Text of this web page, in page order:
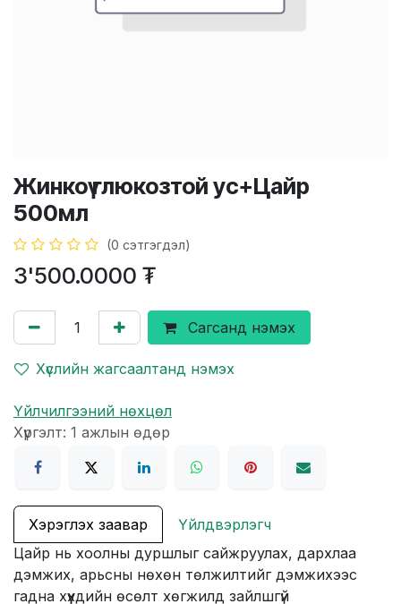
Жинкоү глюкозтой ус+Цайр
500мл
(0 сэтгэгдэл)
3'500.0000 ₮
Сагсанд нэмэх
Хүслийн жагсаалтанд нэмэх
Үйлчилгээний нөхцөл
Хүргэлт: 1 ажлын өдөр
Хэрэглэх заавар
Үйлдвэрлэгч
Цайр нь хоолны дуршлыг сайжруулах, дархлаа
дэмжих, арьсны нөхөн төлжилтийг дэмжихээс
гадна хүүхдийн өсөлт хөгжилд зайлшгүй